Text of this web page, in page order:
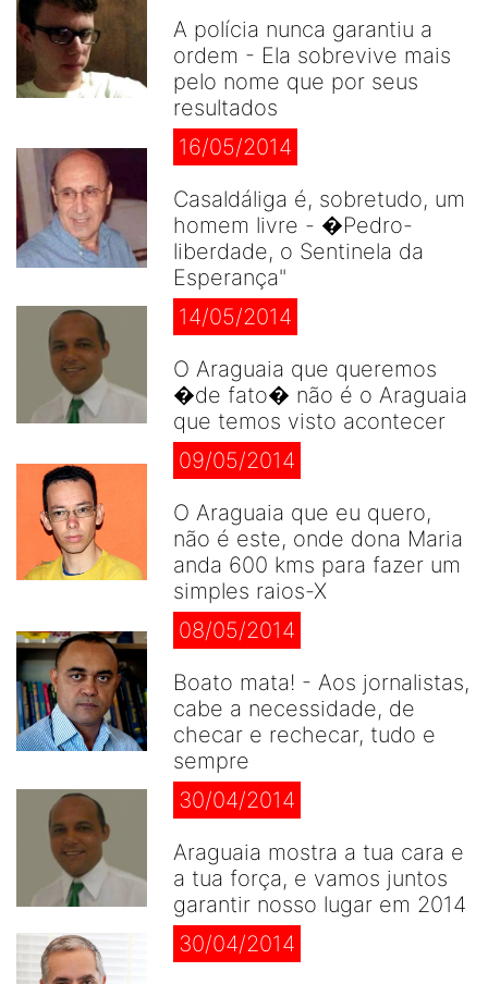
A polícia nunca garantiu a
ordem - Ela sobrevive mais
pelo nome que por seus
resultados
16/05/2014
Casaldáliga é, sobretudo, um
homem livre - �Pedro-
liberdade, o Sentinela da
Esperança"
14/05/2014
O Araguaia que queremos
�de fato� não é o Araguaia
que temos visto acontecer
09/05/2014
O Araguaia que eu quero,
não é este, onde dona Maria
anda 600 kms para fazer um
simples raios-X
08/05/2014
Boato mata! - Aos jornalistas,
cabe a necessidade, de
checar e rechecar, tudo e
sempre
30/04/2014
Araguaia mostra a tua cara e
a tua força, e vamos juntos
garantir nosso lugar em 2014
30/04/2014